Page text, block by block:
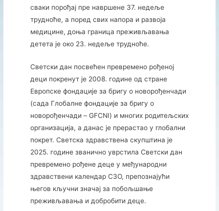
сваки порођај пре навршене 37. недеље
трудноће, а поред свих напора и развоја
медицине, доња граница преживљавања
детета је око 23. недеље трудноће.
Светски дан посвећен превремено рођеној
деци покренут је 2008. године од стране
Европске фондације за бригу о новорођенчади
(сада Глобалне фондације за бригу о
новорођенчади – GFCNI) и многих родитељских
организација, а данас је прерастао у глобални
покрет. Светска здравствена скупштина је
2025. године званично уврстила Светски дан
превремено рођене деце у међународни
здравствени календар СЗО, препознајући
његов кључни значај за побољшање
преживљавања и добробити деце.